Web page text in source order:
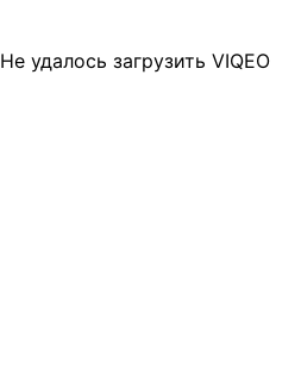
Не удалось загрузить VIQEO